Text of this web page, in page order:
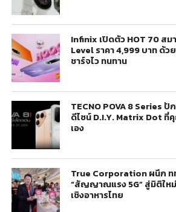
Infinix เปิดตัว HOT 70 ส
Level ราคา 4,999 บาท ด้ว
ชาร์จไว ทนทาน
TECNO POVA 8 Series ปั
ดีไซน์ D.I.Y. Matrix Dot ที่
เอง
True Corporation ผนึก ท
“สัญญาณแรง 5G” สู่มิติให
เชิงอาหารไทย